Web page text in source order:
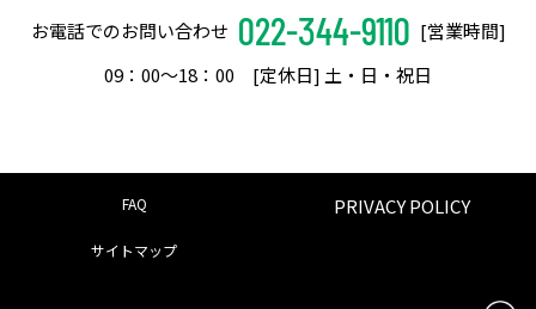
お電話でのお問い合わせ 022-344-9110 [営業時間]
09：00〜18：00 [定休日] 土・日・祝日
FAQ PRIVACY POLICY
サイトマップ